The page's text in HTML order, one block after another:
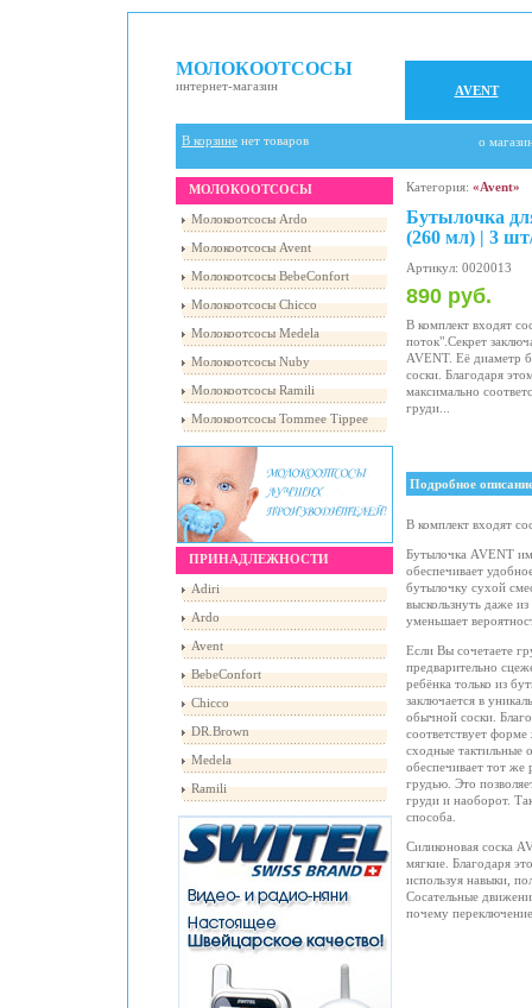
МОЛОКООТСОСЫ
интернет-магазин AVENT
В корзине нет товаров о
МОЛОКООТСОСЫ
Молокоотсосы Ardo
Молокоотсосы Avent
Молокоотсосы BebeConfort
Молокоотсосы Chicco
Молокоотсосы Medela
Молокоотсосы Nuby
Молокоотсосы Ramili
Молокоотсосы Tommee Tippee
ПРИНАДЛЕЖНОСТИ
Adiri
Ardo
Avent
BebeConfort
Chicco
DR.Brown
Medela
Ramili
Категория: «Avent»
Бутылочка
(260 мл) | 3
Артикул: 0020013
890 руб.
В комплект входят
поток".Секрет
AVENT. Её диаметр
соски. Благодаря
максимально
груди...
Подробное
В комплект входят
Бутылочка AVENT
обеспечивает
бутылочку сухой
выскользнуть даже
уменьшает
Если Вы сочетаете
предварительно
ребёнка только из
заключается в
обычной соски.
соответствует
сходные тактильные
обеспечивает тот
грудью. Это
груди и наоборот.
способа.
Силиконовая соска
мягкие. Благодаря
используя навыки,
Сосательные
почему